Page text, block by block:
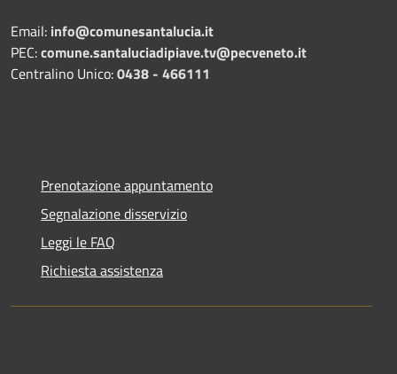
Email: info@comunesantalucia.it
PEC:comune.santaluciadipiave.tv@pecveneto.it
Centralino Unico:0438 - 466111
Prenotazione appuntamento
Segnalazione disservizio
Leggi le FAQ
Richiesta assistenza